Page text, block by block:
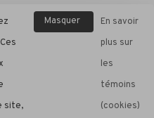
André Cycle et Sport
site,
Masquer
En savoir
plus sur
les
témoins
(cookies)